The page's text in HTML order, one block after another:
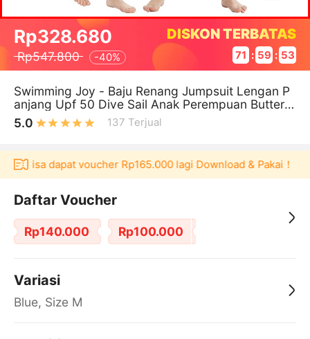
Rp328.680
Rp547.800 -40%
DISKON TERBATAS
71 : 59 : 52
Swimming Joy - Baju Renang Jumpsuit Lengan P
anjang Upf 50 Dive Sail Anak Perempuan Butterfl
y Girl Swimming Diving Suit S
5.0 137 Terjual
bisa dapat voucher Rp165.000 lagi Download & Pakai！
Daftar Voucher
Rp140.000 Rp100.000
Variasi
Blue, Size M